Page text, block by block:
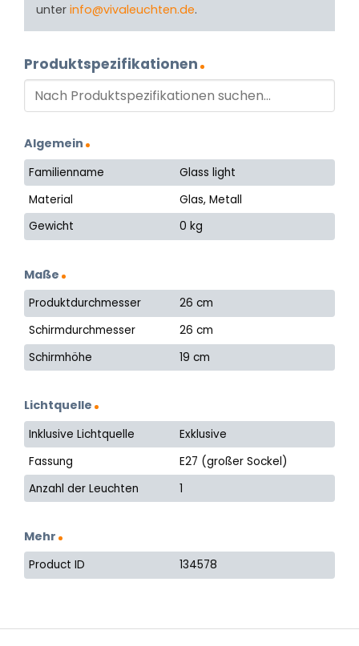
unter info@vivaleuchten.de.
Produktspezifikationen
Algemein
Familienname
Glass light
Material
Glas, Metall
Gewicht
0 kg
Maße
Produktdurchmesser
26 cm
Schirmdurchmesser
26 cm
Schirmhöhe
19 cm
Lichtquelle
Inklusive Lichtquelle
Exklusive
Fassung
E27 (großer Sockel)
Anzahl der Leuchten
1
Mehr
Product ID 134578